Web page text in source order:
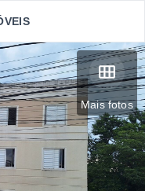
Mais fotos